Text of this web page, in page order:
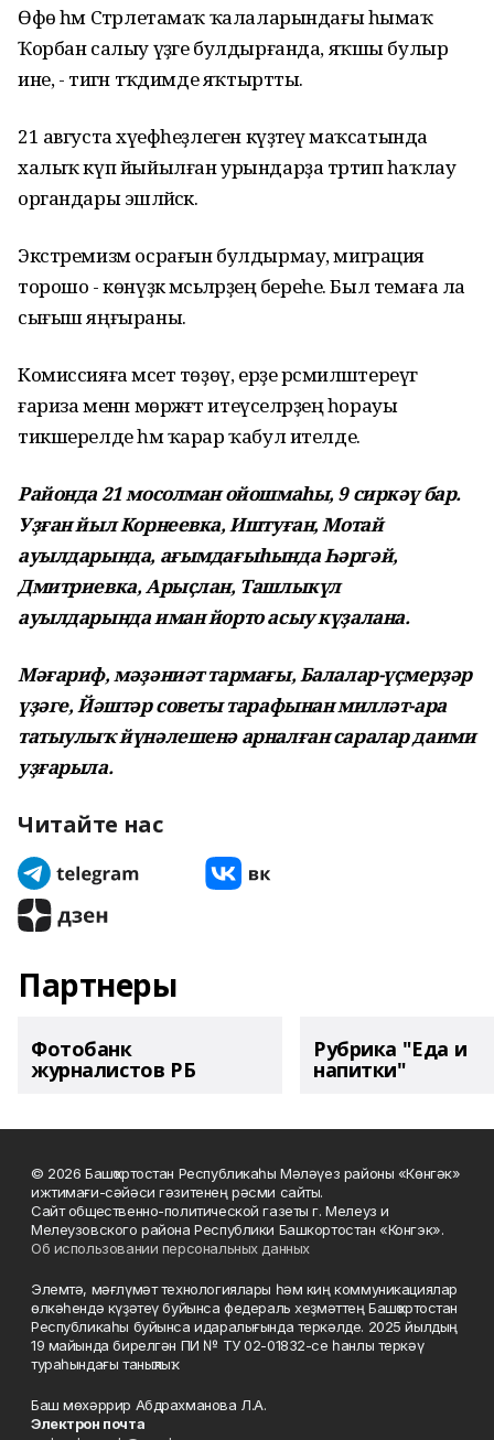
Өфө һәм Стәрлетамаҡ ҡалаларындағы һымаҡ
Ҡорбан салыу үҙәге булдырғанда, яҡшы булыр
ине, - тигән тәҡдимде яҡтыртты.
21 августа хәүефһеҙлеген күҙәтеү маҡсатында
халыҡ күп йыйылған урындарҙа тәртип һаҡлау
органдары эшләйәсәк.
Экстремизм осрағын булдырмау, миграция
торошо - көнүҙәк мәсьәләрҙең береһе. Был темаға ла
сығыш яңғыраны.
Комиссияға мәсет төҙөү, ерҙе рәсмиләштереүгә
ғариза менән мөрәжәғәт итеүселәрҙең һорауы
тикшерелде һәм ҡарар ҡабул ителде.
Районда 21 мосолман ойошмаһы, 9 сиркәү бар.
Уҙған йыл Корнеевка, Иштуған, Мотай
ауылдарында, ағымдағыһында Һәргәй,
Дмитриевка, Арыҫлан, Ташлыкүл
ауылдарында иман йорто асыу күҙалана.
Мәғариф, мәҙәниәт тармағы, Балалар-үҫмерҙәр
үҙәге, Йәштәр советы тарафынан милләт-ара
татыулыҡ йүнәлешенә арналған саралар даими
уҙғарыла.
Читайте нас
Партнеры
Фотобанк
журналистов РБ
Рубрика "Еда и
напитки"
© 2026 Башҡортостан Республикаһы Мәләүез районы «Көнгәк»
ижтимағи-сәйәси гәзитенең рәсми сайты.
Сайт общественно-политической газеты г. Мелеуз и
Мелеузовского района Республики Башкортостан «Конгэк».
Об использовании персональных данных
Элемтә, мәғлүмәт технологиялары һәм киң коммуникациялар
өлкәһендә күҙәтеү буйынса федераль хеҙмәттең Башҡортостан
Республикаһы буйынса идаралығында теркәлде. 2025 йылдың
19 майында бирелгән ПИ № ТУ 02-01832-се һанлы теркәү
тураһындағы таныҡлыҡ.
Баш мөхәррир Абдрахманова Л.А.
Электрон почта